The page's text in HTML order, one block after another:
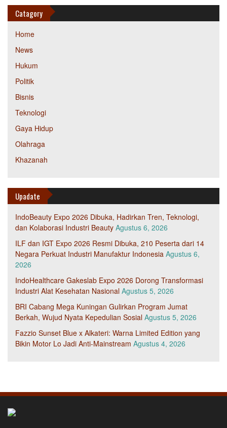
Catagory
Home
News
Hukum
Politik
Bisnis
Teknologi
Gaya Hidup
Olahraga
Khazanah
Upadate
IndoBeauty Expo 2026 Dibuka, Hadirkan Tren, Teknologi,
dan Kolaborasi Industri Beauty Agustus 6, 2026
ILF dan IGT Expo 2026 Resmi Dibuka, 210 Peserta dari 14
Negara Perkuat Industri Manufaktur Indonesia Agustus 6,
2026
IndoHealthcare Gakeslab Expo 2026 Dorong Transformasi
Industri Alat Kesehatan Nasional Agustus 5, 2026
BRI Cabang Mega Kuningan Gulirkan Program Jumat
Berkah, Wujud Nyata Kepedulian Sosial Agustus 5, 2026
Fazzio Sunset Blue x Alkateri: Warna Limited Edition yang
Bikin Motor Lo Jadi Anti-Mainstream Agustus 4, 2026